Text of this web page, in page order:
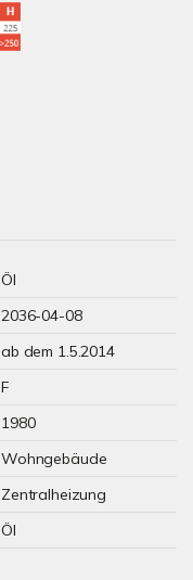
Öl
2036-04-08
ab dem 1.5.2014
F
1980
Wohngebäude
Zentralheizung
Öl